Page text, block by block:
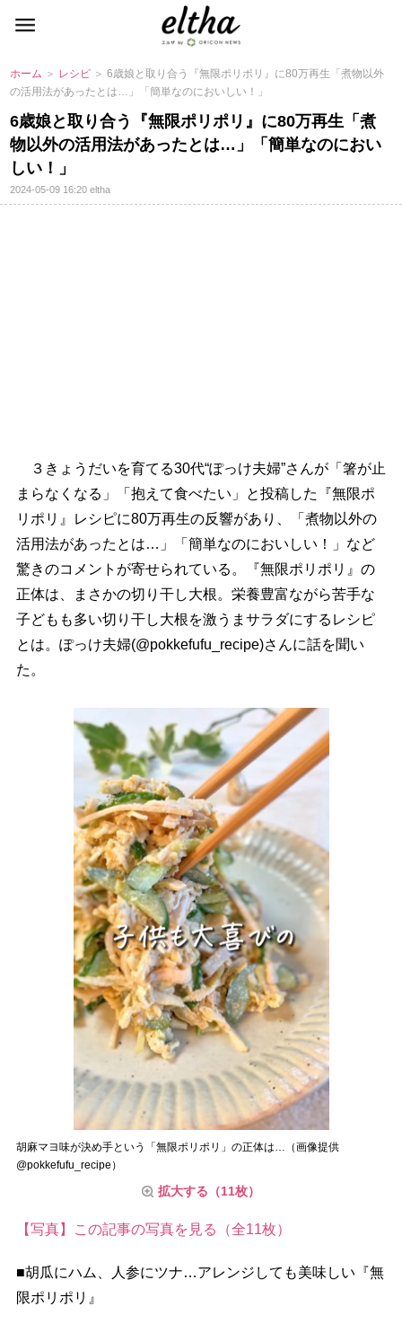
ホーム ＞ レシピ ＞ 6歳娘と取り合う『無限ポリポリ』に80万再生「煮物以外
の活用法があったとは…」「簡単なのにおいしい！」
6歳娘と取り合う『無限ポリポリ』に80万再生「煮
物以外の活用法があったとは…」「簡単なのにおい
しい！」
2024-05-09 16:20eltha
３きょうだいを育てる30代“ぽっけ夫婦”さんが「箸が止
まらなくなる」「抱えて食べたい」と投稿した『無限ポ
リポリ』レシピに80万再生の反響があり、「煮物以外の
活用法があったとは…」「簡単なのにおいしい！」など
驚きのコメントが寄せられている。『無限ポリポリ』の
正体は、まさかの切り干し大根。栄養豊富ながら苦手な
子どもも多い切り干し大根を激うまサラダにするレシピ
とは。ぽっけ夫婦(@pokkefufu_recipe)さんに話を聞い
た。
胡麻マヨ味が決め手という「無限ポリポリ」の正体は…（画像提供
@pokkefufu_recipe）
拡大する（11枚）
【写真】この記事の写真を見る（全11枚）
■胡瓜にハム、人参にツナ…アレンジしても美味しい『無
限ポリポリ』